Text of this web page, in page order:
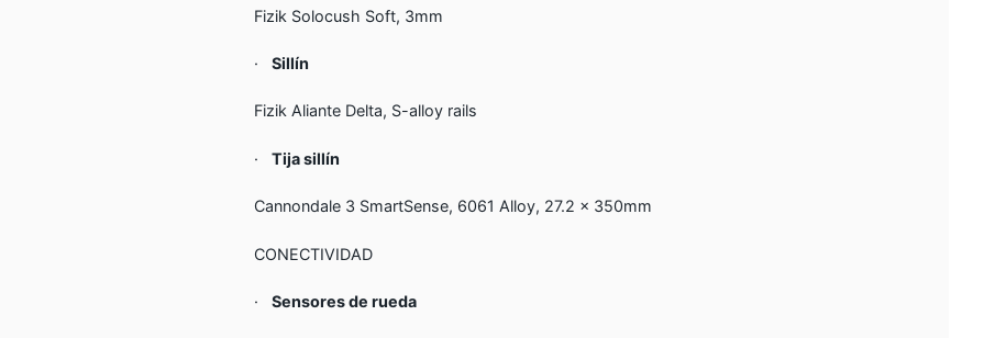
Fizik Solocush Soft, 3mm
·Sillín
Fizik Aliante Delta, S-alloy rails
·Tija sillín
Cannondale 3 SmartSense, 6061 Alloy, 27.2 x 350mm
CONECTIVIDAD
·Sensores de rueda